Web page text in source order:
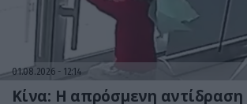
01.08.2026 12:14
Κίνα: Η απρόσμενη αντίδραση